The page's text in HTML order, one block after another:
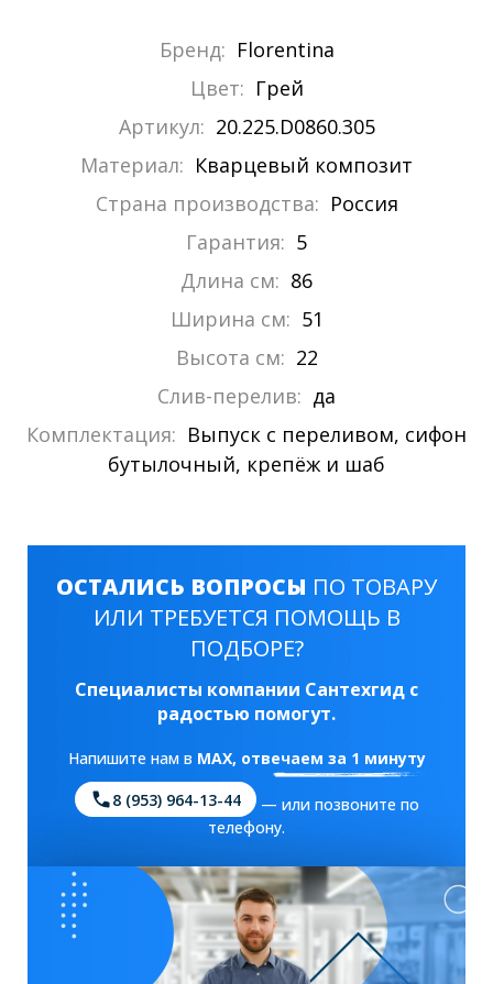
Бренд: Florentina
Цвет: Грей
Артикул: 20.225.D0860.305
Материал: Кварцевый композит
Страна производства: Россия
Гарантия: 5
Длина см: 86
Ширина см: 51
Высота см: 22
Слив-перелив: да
Комплектация: Выпуск с переливом, сифон
бутылочный, крепёж и шаб
ОСТАЛИСЬ ВОПРОСЫ ПО ТОВАРУ
ИЛИ ТРЕБУЕТСЯ ПОМОЩЬ В
ПОДБОРЕ?
Специалисты компании Сантехгид с
радостью помогут.
Напишите нам в MAX, отвечаем за 1 минуту
8 (953) 964-13-44
— или позвоните по
телефону.